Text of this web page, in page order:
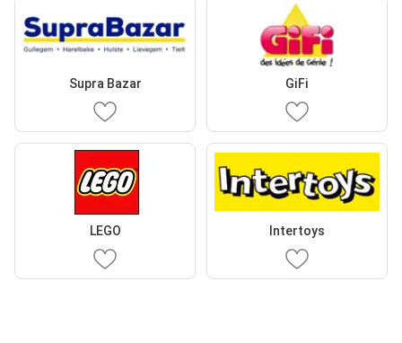
Supra Bazar GiFi
LEGO Intertoys